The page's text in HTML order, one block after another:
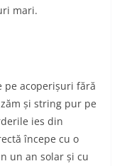
mari.
pe acoperișuri fără
și string pur pe
ies din
începe cu o
un an solar și cu